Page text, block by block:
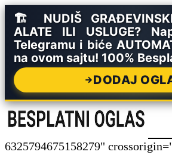
🏗️ NUDIŠ
ALATE ILI USLUGE?
Telegramu i biće
na ovom sajtu! 100%
DODAJ
6325794675158279"